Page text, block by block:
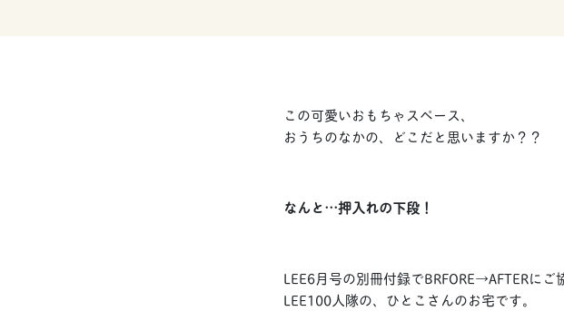
この可愛いおもちゃスペース、
おうちのなかの、どこだと思いますか？？
なんと…押入れの下段！
LEE6月号の別冊付録でBRFORE→AFTERにご
LEE100人隊の、ひとこさんのお宅です。